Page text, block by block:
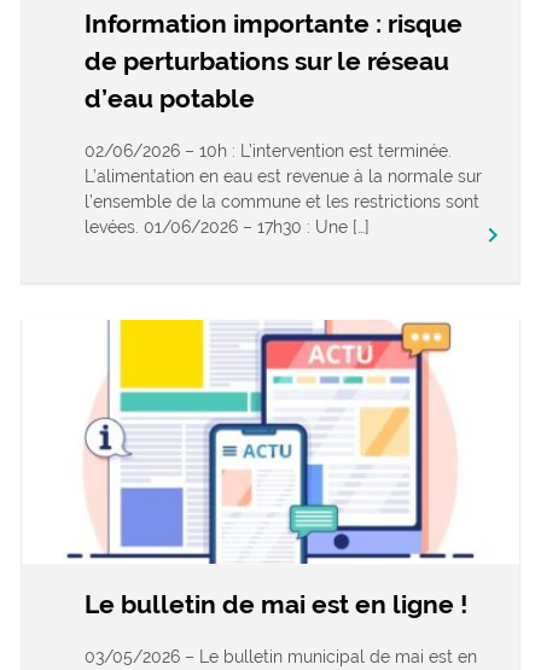
Information importante : risque
de perturbations sur le réseau
d’eau potable
02/06/2026 – 10h : L’intervention est terminée.
L’alimentation en eau est revenue à la normale sur
l’ensemble de la commune et les restrictions sont
levées. 01/06/2026 – 17h30 : Une […]
keyboard_arrow_right
Le bulletin de mai est en ligne !
03/05/2026 – Le bulletin municipal de mai est en